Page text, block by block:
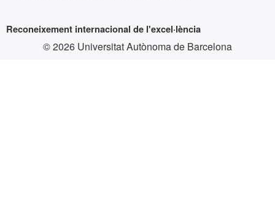
Reconeixement internacional de l'excel·lència
© 2026 Universitat Autònoma de Barcelona